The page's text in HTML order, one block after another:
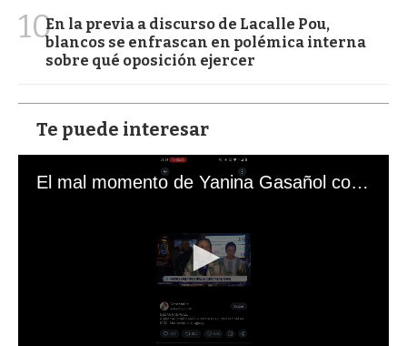
10En la previa a discurso de Lacalle Pou,
blancos se enfrascan en polémica interna
sobre qué oposición ejercer
Te puede interesar
El mal momento de Yanina Gasañol con un hincha argentino en "Subrayado"